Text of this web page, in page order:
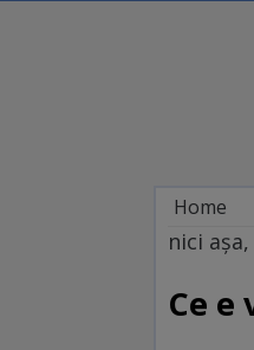
Home
nici
Ce e